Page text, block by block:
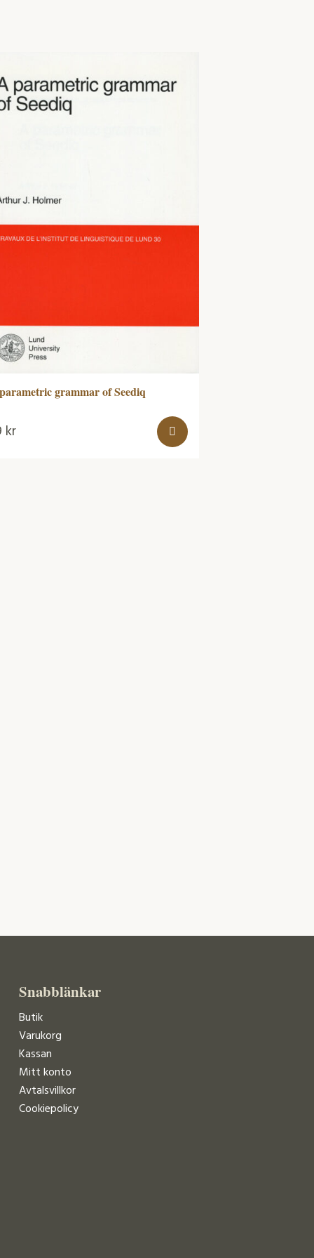
grammar of Seediq
kr
Snabblänkar
Butik
Varukorg
Kassan
Mitt konto
Avtalsvillkor
Cookiepolicy